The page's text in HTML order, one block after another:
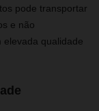
pode transportar
e não
elevada qualidade